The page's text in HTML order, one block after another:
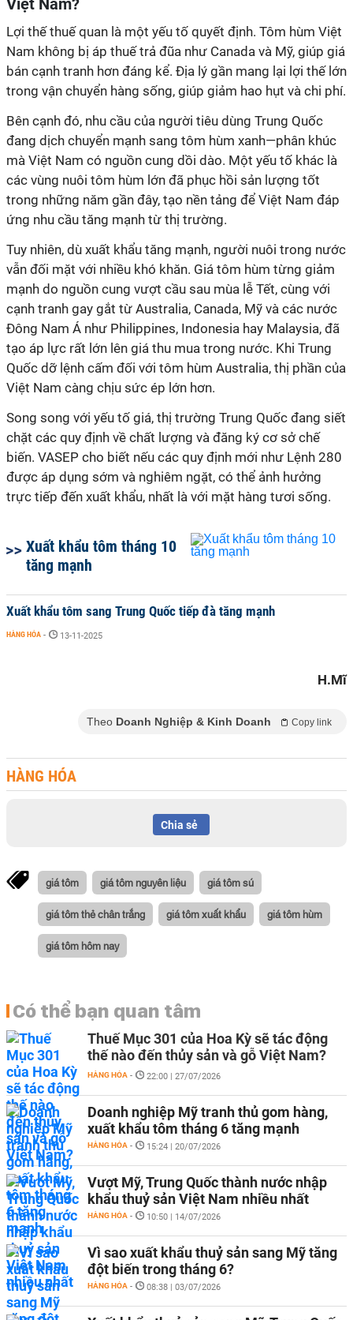
Việt Nam?
Lợi thế thuế quan là một yếu tố quyết định. Tôm hùm Việt
Nam không bị áp thuế trả đũa như Canada và Mỹ, giúp giá
bán cạnh tranh hơn đáng kể. Địa lý gần mang lại lợi thế lớn
trong vận chuyển hàng sống, giúp giảm hao hụt và chi phí.
Bên cạnh đó, nhu cầu của người tiêu dùng Trung Quốc
đang dịch chuyển mạnh sang tôm hùm xanh—phân khúc
mà Việt Nam có nguồn cung dồi dào. Một yếu tố khác là
các vùng nuôi tôm hùm lớn đã phục hồi sản lượng tốt
trong những năm gần đây, tạo nền tảng để Việt Nam đáp
ứng nhu cầu tăng mạnh từ thị trường.
Tuy nhiên, dù xuất khẩu tăng mạnh, người nuôi trong nước
vẫn đối mặt với nhiều khó khăn. Giá tôm hùm từng giảm
mạnh do nguồn cung vượt cầu sau mùa lễ Tết, cùng với
cạnh tranh gay gắt từ Australia, Canada, Mỹ và các nước
Đông Nam Á như Philippines, Indonesia hay Malaysia, đã
tạo áp lực rất lớn lên giá thu mua trong nước. Khi Trung
Quốc dỡ lệnh cấm đối với tôm hùm Australia, thị phần của
Việt Nam càng chịu sức ép lớn hơn.
Song song với yếu tố giá, thị trường Trung Quốc đang siết
chặt các quy định về chất lượng và đăng ký cơ sở chế
biến. VASEP cho biết nếu các quy định mới như Lệnh 280
được áp dụng sớm và nghiêm ngặt, có thể ảnh hưởng
trực tiếp đến xuất khẩu, nhất là với mặt hàng tươi sống.
Xuất khẩu tôm tháng 10
tăng mạnh
Xuất khẩu tôm sang Trung Quốc tiếp đà tăng mạnh
HÀNG HÓA - 13-11-2025
H.Mĩ
Theo Doanh Nghiệp & Kinh Doanh Copy link
HÀNG HÓA
Chia sẻ
giá tôm giá tôm nguyên liệu giá tôm sú
giá tôm thẻ chân trắng giá tôm xuất khẩu giá tôm hùm
giá tôm hôm nay
Có thể bạn quan tâm
Thuế Mục 301 của Hoa Kỳ sẽ tác động
thế nào đến thủy sản và gỗ Việt Nam?
HÀNG HÓA - 22:00 | 27/07/2026
Doanh nghiệp Mỹ tranh thủ gom hàng,
xuất khẩu tôm tháng 6 tăng mạnh
HÀNG HÓA - 15:24 | 20/07/2026
Vượt Mỹ, Trung Quốc thành nước nhập
khẩu thuỷ sản Việt Nam nhiều nhất
HÀNG HÓA - 10:50 | 14/07/2026
Vì sao xuất khẩu thuỷ sản sang Mỹ tăng
đột biến trong tháng 6?
HÀNG HÓA - 08:38 | 03/07/2026